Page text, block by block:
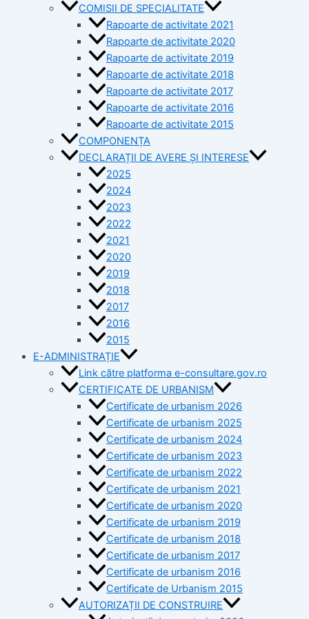
COMISII DE SPECIALITATE
Rapoarte de activitate 2021
Rapoarte de activitate 2020
Rapoarte de activitate 2019
Rapoarte de activitate 2018
Rapoarte de activitate 2017
Rapoarte de activitate 2016
Rapoarte de activitate 2015
COMPONENȚA
DECLARAȚII DE AVERE ȘI INTERESE
2025
2024
2023
2022
2021
2020
2019
2018
2017
2016
2015
E-ADMINISTRAȚIE
Link către platforma e-consultare.gov.ro
CERTIFICATE DE URBANISM
Certificate de urbanism 2026
Certificate de urbanism 2025
Certificate de urbanism 2024
Certificate de urbanism 2023
Certificate de urbanism 2022
Certificate de urbanism 2021
Certificate de urbanism 2020
Certificate de urbanism 2019
Certificate de urbanism 2018
Certificate de urbanism 2017
Certificate de urbanism 2016
Certificate de Urbanism 2015
AUTORIZAȚII DE CONSTRUIRE